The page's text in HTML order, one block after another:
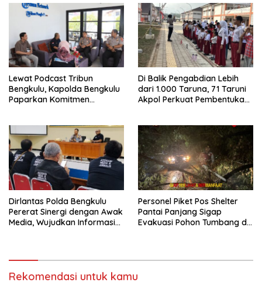
Lewat Podcast Tribun
Bengkulu, Kapolda Bengkulu
Paparkan Komitmen
Di Balik Pengabdian Lebih
dari 1.000 Taruna, 71 Taruni
Akpol Perkuat Pembentukan
Dirlantas Polda Bengkulu
Pererat Sinergi dengan Awak
Media, Wujudkan Informasi
Personel Piket Pos Shelter
Pantai Panjang Sigap
Evakuasi Pohon Tumbang di
Rekomendasi untuk kamu